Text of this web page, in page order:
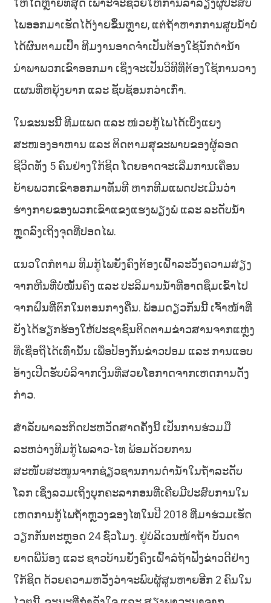
ໃຫ້ໄດ້ຫຼາຍທີ່ສຸດ ເພາະຈະຊ່ວຍໃຫ້ການລຳລຽງຜູ້ປະສົບ
ໄພອອກມາເຮັດໄດ້ງ່າຍຂຶ້ນຫຼາຍ, ແຕ່ຖ້າຫາກການສູບນ້ຳບໍ່
ໄດ້ຜົນຕາມເປົ້າ ທີມງານອາດຈຳເປັນຕ້ອງໃຊ້ນັກດຳນ້ຳ
ນຳພາພວກເຂົາອອກມາ ເຊິ່ງຈະເປັນວິທີທີ່ຕ້ອງໃຊ້ການວາງ
ແຜນທີ່ຫຍຸ້ງຍາກ ແລະ ຊັບຊ້ອນກວ່າເກົ່າ.
ໃນຂະນະນີ້ ທີມແພດ ແລະ ໜ່ວຍກູ້ໄພໄດ້ເບິ່ງແຍງ
ສະໜອງອາຫານ ແລະ ຕິດຕາມສຸຂະພາບຂອງຜູ້ລອດ
ຊີວິດທັງ 5 ຄົນຢ່າງໃກ້ຊິດ ໂດຍອາດຈະເລີ່ມການເຄື່ອນ
ຍ້າຍພວກເຂົາອອກມາທັນທີ ຫາກທີມແພດປະເມີນວ່າ
ຮ່າງກາຍຂອງພວກເຂົາແຂງແຮງພຽງພໍ ແລະ ລະດັບນ້ຳ
ຫຼຸດລົງເຖິງຈຸດທີ່ປອດໄພ.
ແນວໃດກໍຕາມ ທີມກູ້ໄພຍັງຄົງຕ້ອງເຝົ້າລະວັງຄວາມສ່ຽງ
ຈາກຫີນທີ່ບໍ່ໝັ້ນຄົງ ແລະ ປະລິມານນ້ຳທີ່ອາດຊຶມເຂົ້າໄປ
ຈາກຝົນທີ່ຕົກໃນຕອນກາງຄືນ. ພ້ອມດຽວກັນນີ້ ເຈົ້າໜ້າທີ່
ຍັງໄດ້ຮຽກຮ້ອງໃຫ້ປະຊາຊົນຕິດຕາມຂ່າວສານຈາກແຫຼ່ງ
ທີ່ເຊື່ອຖືໄດ້ເທົ່ານັ້ນ ເພື່ອປ້ອງກັນຂ່າວປອມ ແລະ ການແອບ
ອ້າງເປີດຮັບບໍລິຈາກເງິນທີ່ສວຍໂອກາດຈາກເຫດການດັ່ງ
ກ່າວ.
ສຳລັບພາລະກິດປະຫວັດສາດຄັ້ງນີ້ ເປັນການຮ່ວມມື
ລະຫວ່າງທີມກູ້ໄພລາວ-ໄທ ພ້ອມດ້ວຍການ
ສະໜັບສະໜູນຈາກຊ່ຽວຊານການດຳນ້ຳໃນຖ້ຳລະດັບ
ໂລກ ເຊິ່ງລວມເຖິງບຸກຄະລາກອນທີ່ເຄີຍມີປະສົບການໃນ
ເຫດການກູ້ໄພຖ້ຳຫຼວງຂອງໄທໃນປີ 2018 ທີ່ມາຮ່ວມເຮັດ
ວຽກກັນຕະຫຼອດ 24 ຊົ່ວໂມງ. ຢູ່ບໍລິເວນໜ້າຖ້ຳ ບັນດາ
ຍາດພີ່ນ້ອງ ແລະ ຊາວບ້ານຍັງຄົງເຝົ້າລໍຖ້າຟັງຂ່າວດີຢ່າງ
ໃກ້ຊິດ ດ້ວຍຄວາມຫວັງວ່າຈະພົບຜູ້ສູນຫາຍອີກ 2 ຄົນໃນ